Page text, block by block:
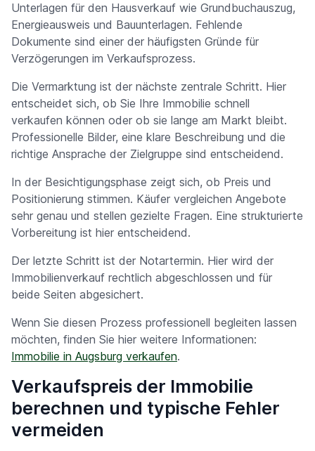
Unterlagen für den Hausverkauf wie Grundbuchauszug,
Energieausweis und Bauunterlagen. Fehlende
Dokumente sind einer der häufigsten Gründe für
Verzögerungen im Verkaufsprozess.
Die Vermarktung ist der nächste zentrale Schritt. Hier
entscheidet sich, ob Sie Ihre Immobilie schnell
verkaufen können oder ob sie lange am Markt bleibt.
Professionelle Bilder, eine klare Beschreibung und die
richtige Ansprache der Zielgruppe sind entscheidend.
In der Besichtigungsphase zeigt sich, ob Preis und
Positionierung stimmen. Käufer vergleichen Angebote
sehr genau und stellen gezielte Fragen. Eine strukturierte
Vorbereitung ist hier entscheidend.
Der letzte Schritt ist der Notartermin. Hier wird der
Immobilienverkauf rechtlich abgeschlossen und für
beide Seiten abgesichert.
Wenn Sie diesen Prozess professionell begleiten lassen
möchten, finden Sie hier weitere Informationen:
Immobilie in Augsburg verkaufen.
Verkaufspreis der Immobilie
berechnen und typische Fehler
vermeiden